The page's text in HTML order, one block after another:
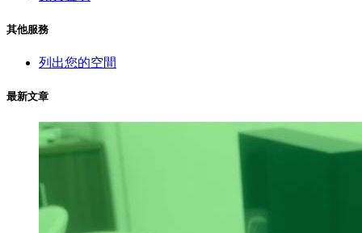
其他服務
列出您的空間
最新文章